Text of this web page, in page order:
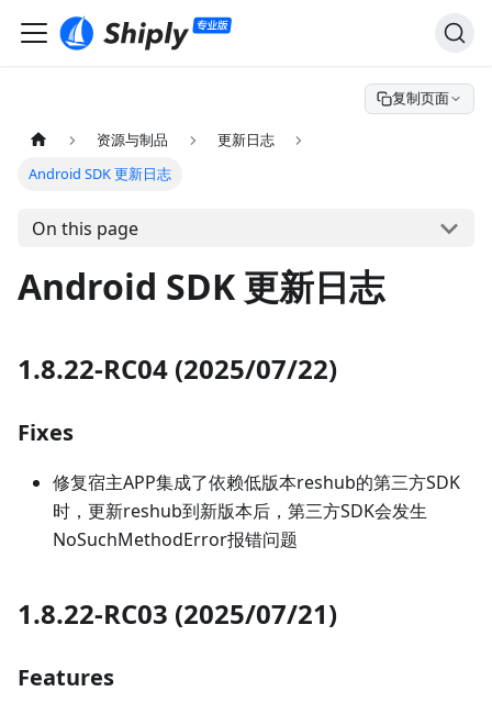
复制页面
资源与制品
更新日志
Android SDK 更新日志
On this page
Android SDK 更新日志
1.8.22-RC04 (2025/07/22)
Fixes
修复宿主APP集成了依赖低版本reshub的第三方SDK
时，更新reshub到新版本后，第三方SDK会发生
NoSuchMethodError报错问题
1.8.22-RC03 (2025/07/21)
Features